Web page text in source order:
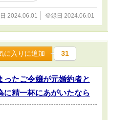
2024.06.01 登録日 2024.06.01
に入りに追加 31
ったご令嬢が元婚約者と
に精一杯にあがいたなら